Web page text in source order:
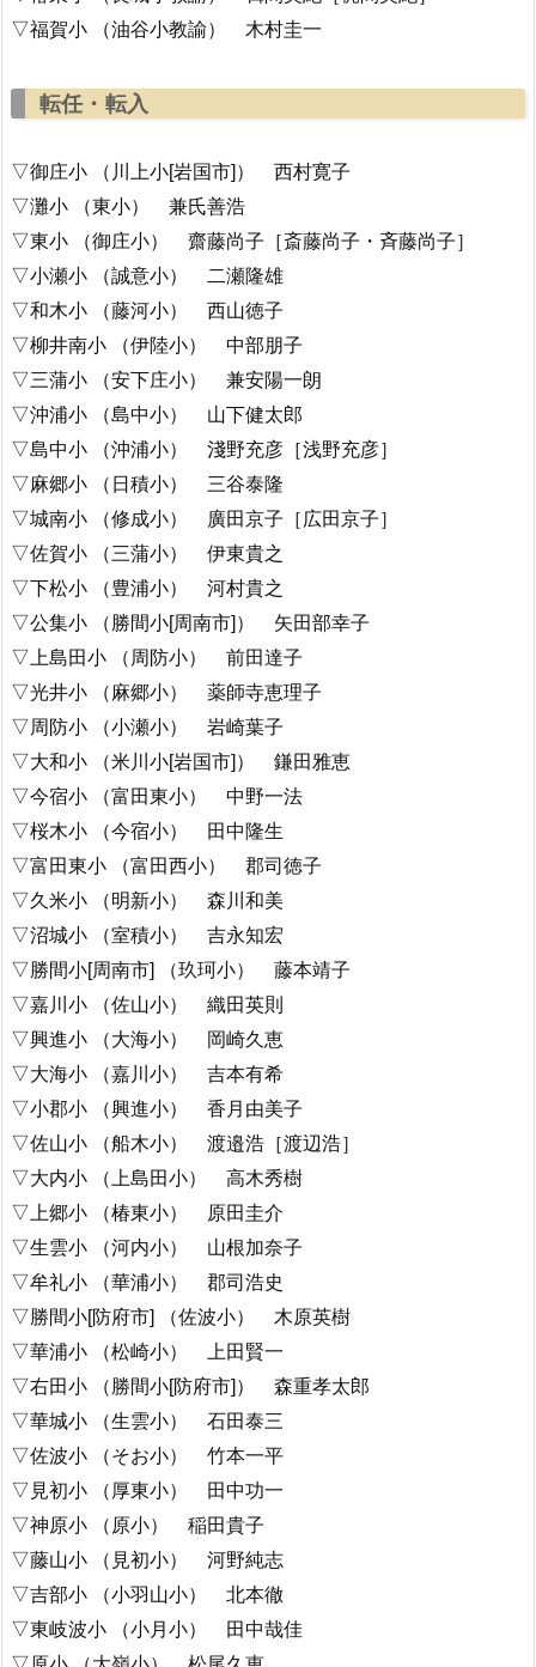
▽福賀小 （油谷小教諭） 木村圭一
転任・転入
▽御庄小 （川上小[岩国市]） 西村寛子
▽灘小 （東小） 兼氏善浩
▽東小 （御庄小） 齋藤尚子［斎藤尚子・斉藤尚子］
▽小瀬小 （誠意小） 二瀬隆雄
▽和木小 （藤河小） 西山徳子
▽柳井南小 （伊陸小） 中部朋子
▽三蒲小 （安下庄小） 兼安陽一朗
▽沖浦小 （島中小） 山下健太郎
▽島中小 （沖浦小） 淺野充彦［浅野充彦］
▽麻郷小 （日積小） 三谷泰隆
▽城南小 （修成小） 廣田京子［広田京子］
▽佐賀小 （三蒲小） 伊東貴之
▽下松小 （豊浦小） 河村貴之
▽公集小 （勝間小[周南市]） 矢田部幸子
▽上島田小 （周防小） 前田達子
▽光井小 （麻郷小） 薬師寺恵理子
▽周防小 （小瀬小） 岩崎葉子
▽大和小 （米川小[岩国市]） 鎌田雅恵
▽今宿小 （富田東小） 中野一法
▽桜木小 （今宿小） 田中隆生
▽富田東小 （富田西小） 郡司徳子
▽久米小 （明新小） 森川和美
▽沼城小 （室積小） 吉永知宏
▽勝間小[周南市] （玖珂小） 藤本靖子
▽嘉川小 （佐山小） 織田英則
▽興進小 （大海小） 岡崎久恵
▽大海小 （嘉川小） 吉本有希
▽小郡小 （興進小） 香月由美子
▽佐山小 （船木小） 渡邉浩［渡辺浩］
▽大内小 （上島田小） 高木秀樹
▽上郷小 （椿東小） 原田圭介
▽生雲小 （河内小） 山根加奈子
▽牟礼小 （華浦小） 郡司浩史
▽勝間小[防府市] （佐波小） 木原英樹
▽華浦小 （松崎小） 上田賢一
▽右田小 （勝間小[防府市]） 森重孝太郎
▽華城小 （生雲小） 石田泰三
▽佐波小 （そお小） 竹本一平
▽見初小 （厚東小） 田中功一
▽神原小 （原小） 稲田貴子
▽藤山小 （見初小） 河野純志
▽吉部小 （小羽山小） 北本徹
▽東岐波小 （小月小） 田中哉佳